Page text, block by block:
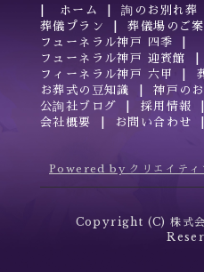
ホーム 詢のお別れ葬
葬儀プラン
葬儀場のご
フューネラル神戸 四季
フューネラル神戸 迎賓館
フィーネラル神戸 六甲
お葬式の豆知識
神戸の
公詢社ブログ
採用情報
会社概要
お問い合わせ
Powered by クリエイティ
Copyright (C) 株式